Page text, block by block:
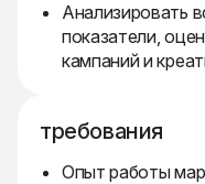
Анализировать
показатели,
кампаний и
требования
Опыт работы